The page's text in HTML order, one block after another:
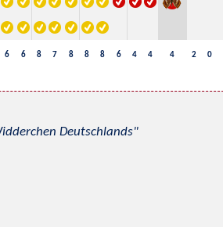
6 6 8 7 8 8 8 6 4 4 4 2 0
Deutschlands